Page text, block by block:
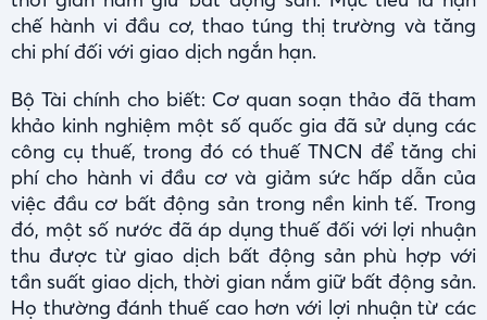
chế hành vi đầu cơ, thao túng thị trường và tăng
chi phí đối với giao dịch ngắn hạn.
Bộ Tài chính cho biết: Cơ quan soạn thảo đã tham
khảo kinh nghiệm một số quốc gia đã sử dụng các
công cụ thuế, trong đó có thuế TNCN để tăng chi
phí cho hành vi đầu cơ và giảm sức hấp dẫn của
việc đầu cơ bất động sản trong nền kinh tế. Trong
đó, một số nước đã áp dụng thuế đối với lợi nhuận
thu được từ giao dịch bất động sản phù hợp với
tần suất giao dịch, thời gian nắm giữ bất động sản.
Họ thường đánh thuế cao hơn với lợi nhuận từ các